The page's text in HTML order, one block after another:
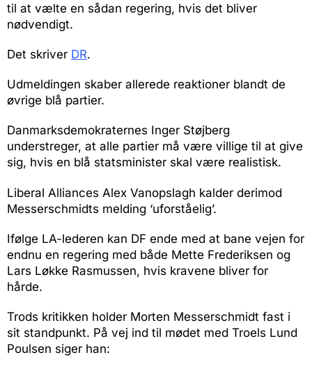
til at vælte en sådan regering, hvis det bliver
nødvendigt.
Det skriver DR.
Udmeldingen skaber allerede reaktioner blandt de
øvrige blå partier.
Danmarksdemokraternes Inger Støjberg
understreger, at alle partier må være villige til at give
sig, hvis en blå statsminister skal være realistisk.
Liberal Alliances Alex Vanopslagh kalder derimod
Messerschmidts melding ‘uforståelig’.
Ifølge LA-lederen kan DF ende med at bane vejen for
endnu en regering med både Mette Frederiksen og
Lars Løkke Rasmussen, hvis kravene bliver for
hårde.
Trods kritikken holder Morten Messerschmidt fast i
sit standpunkt. På vej ind til mødet med Troels Lund
Poulsen siger han: